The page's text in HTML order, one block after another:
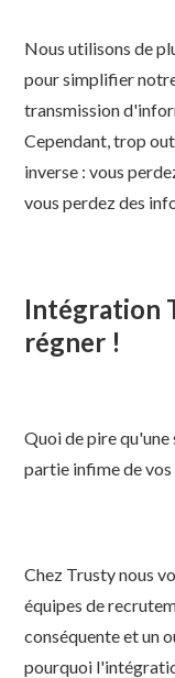
Nous utilisons de
pour simplifier
transmission
Cependant, trop
inverse : vous
vous perdez des
Intégration
régner !
Quoi de pire qu'une
partie infime de vos
Chez Trusty nous
équipes de
conséquente et un
pourquoi